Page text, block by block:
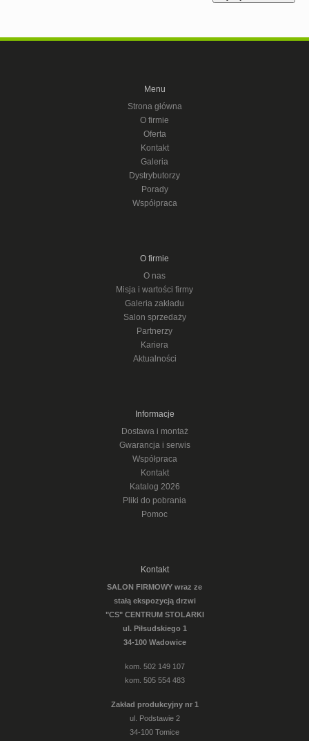
Menu
Strona główna
O firmie
Oferta
Kontakt
Galeria
Dystrybutorzy
Porady
Współpraca
O firmie
O nas
Misja i wartości firmy
Galeria zakładu
Salon sprzedaży
Partnerzy
Kariera
Aktualności
Informacje
Dostawa i montaż
Gwarancja i serwis
Współpraca
Kontakt
Katalog 2026
Pliki do pobrania
Pomoc
Kontakt
SALON FIRMOWY wraz ze
stałą ekspozycją drzwi
"CS" CENTRUM STOLARKI
ul. Piłsudskiego 1
34-100 Wadowice
kom. 502 149 107
kom. 505 554 483
Zakład produkcyjny nr 1
ul. Podstawie 2
34-100 Tomice